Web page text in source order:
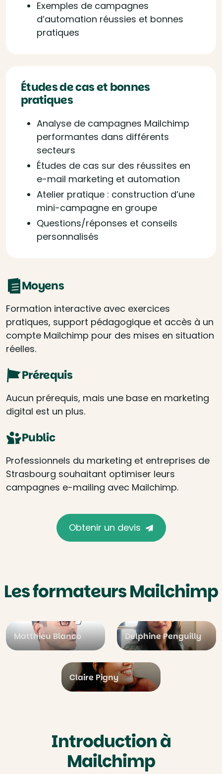
Exemples de campagnes
d’automation réussies et bonnes
pratiques
Études de cas et bonnes
pratiques
Analyse de campagnes Mailchimp
performantes dans différents
secteurs
Études de cas sur des réussites en
e-mail marketing et automation
Atelier pratique : construction d’une
mini-campagne en groupe
Questions/réponses et conseils
personnalisés
Moyens
Formation interactive avec exercices
pratiques, support pédagogique et accès à un
compte Mailchimp pour des mises en situation
réelles.
Prérequis
Aucun prérequis, mais une base en marketing
digital est un plus.
Public
Professionnels du marketing et entreprises de
Strasbourg souhaitant optimiser leurs
campagnes e-mailing avec Mailchimp.
Obtenir un devis
Les formateurs Mailchimp
Matthieu Blanco Delphine Penguilly
Claire Pigny
Introduction à
Mailchimp